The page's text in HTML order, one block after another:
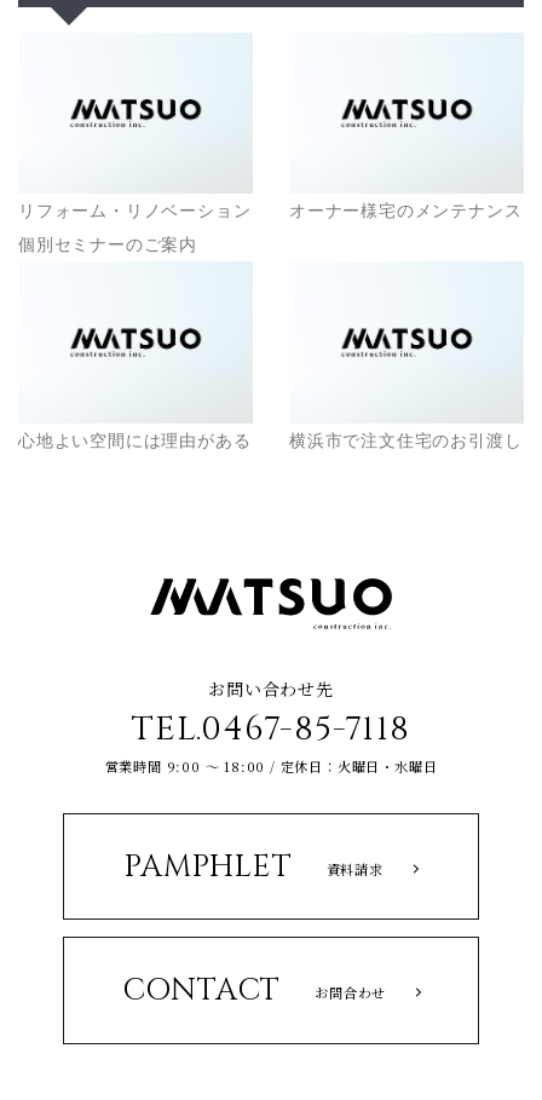
リフォーム・リノベーション
個別セミナーのご案内
オーナー様宅のメンテナンス
心地よい空間には理由がある 横浜市で注文住宅のお引渡し
お問い合わせ先
TEL.0467-85-7118
営業時間 9:00 ～ 18:00 / 定休日：火曜日・水曜日
PAMPHLET 資料請求
CONTACT お問合わせ